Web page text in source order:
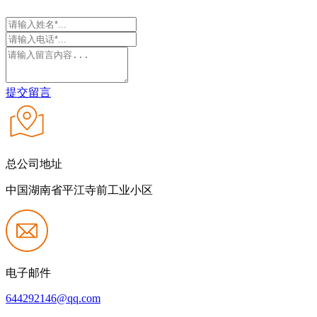
提交留言
总公司地址
中国湖南省平江寺前工业小区
电子邮件
644292146@qq.com